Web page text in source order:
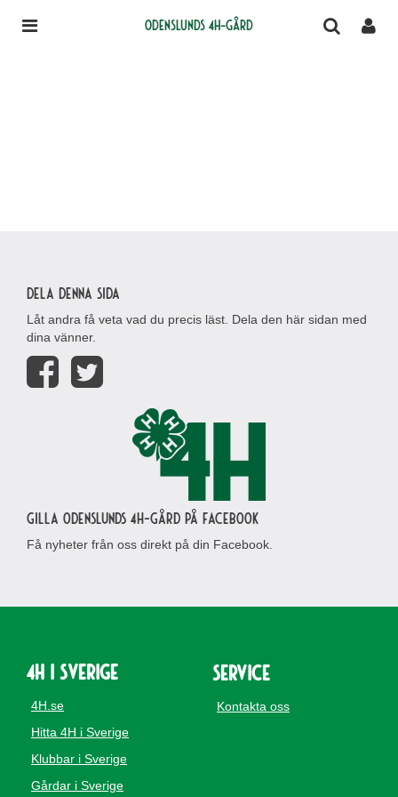
Odenslunds 4H-gård
Dela denna sida
Låt andra få veta vad du precis läst. Dela den här sidan med
dina vänner.
Gilla Odenslunds 4H-gård på Facebook
Få nyheter från oss direkt på din Facebook.
4H i Sverige
4H.se
Hitta 4H i Sverige
Klubbar i Sverige
Gårdar i Sverige
Service
Kontakta oss